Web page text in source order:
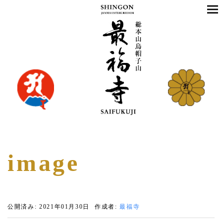
image
公開済み: 2021年01月30日 作成者:最福寺